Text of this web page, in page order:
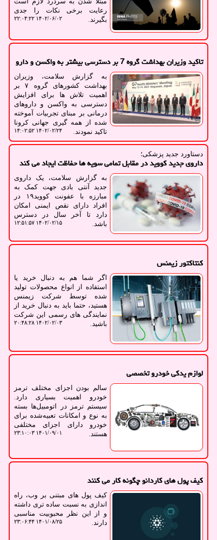
رعایت برخی نکات را جدی
بگیرند.
۱۴۰۲/۰۶/۰۲ ۲۲:۰۴:۲۲
تاکید وزیران بهداشت گروه 7 بر دسترسی بیشتر به واکسن و دارو
به گزارش سلامت، وزیران
بهداشت کشورهای گروه ۷ بر
اهمیت تلاش ها برای افزایش
دسترسی به واکسن و داروهای
درمانی بر مبنای تجربیات آموخته
شده از همه گیری جهانی کرونا
تاکید نمودند.
۱۴۰۲/۰۲/۲۴ ۱۴:۰۲:۵۲
دستاورد جدید پزشكی؛
داروی جدید کووید در مقابل تمامی سویه ها حفاظت ایجاد می کند
به گزارش سلامت، یک داروی
جدید آنتی بادی جهت کمک به
مبارزه با عفونت کووید۱۹ در
افراد دارای نقص ایمنی امکان
دارد تا آخر سال در دسترس
باشد.
۱۴۰۲/۰۲/۱۵ ۱۲:۵۱:۵۷
کنتاکتور زیمنس
اگر شما هم به دنبال خرید یا
استفاده از انواع محصولات تولید
شده توسط شرکت زیمنس
هستید، حتما باید به دنبال خرید از
نمایندگی های رسمی این شرکت
باشید.
۱۴۰۲/۰۲/۰۳ ۲۰:۴۸:۲۸
لوازم یدکی خودرو تخصصی
سالم بودن اجزای مختلف ترمز
خودرو اهمیت بسیاری دارد.
سیستم ترمز در اتومبیل‌ها بسته
به نوع و امکانات تعبیه‌شده برای
خودرو دارای اجزای مختلفی
هستند.
۱۴۰۱/۰۹/۰۱ ۲۳:۱۰:۰۳
کیف پول های کاردانو چگونه کار می کنند
کیف پول های مبتنی بر وب، راه
اندازی به نسبت ساده تری داشته
و از این نظر محبوبیت مناسبی
دارند.
۱۴۰۱/۰۸/۲۵ ۲۳:۰۶:۴۴